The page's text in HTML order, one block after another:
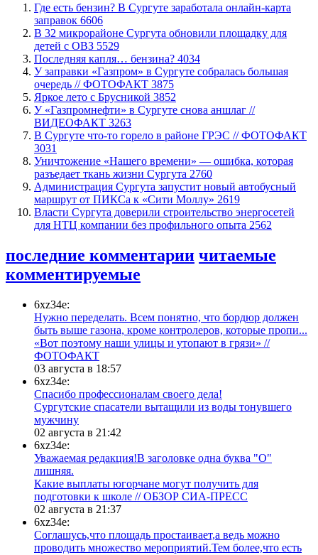
​Где есть бензин? В Сургуте заработала онлайн-карта
заправок 6606
В 32 микрорайоне Сургута обновили площадку для
детей с ОВЗ 5529
​Последняя капля… бензина? 4034
​У заправки «Газпром» в Сургуте собралась большая
очередь // ФОТОФАКТ 3875
Яркое лето с Брусникой 3852
У «Газпромнефти» в Сургуте снова аншлаг //
ВИДЕОФАКТ 3263
​В Сургуте что-то горело в районе ГРЭС // ФОТОФАКТ
3031
​Уничтожение «Нашего времени» — ошибка, которая
разъедает ткань жизни Сургута 2760
​Администрация Сургута запустит новый автобусный
маршрут от ПИКСа к «Сити Моллу» 2619
Власти Сургута доверили строительство энергосетей
для НТЦ компании без профильного опыта 2562
последние комментарии читаемые
комментируемые
6xz34e:
Нужно переделать. Всем понятно, что бордюр должен
быть выше газона, кроме контролеров, которые пропи...
«Вот поэтому наши улицы и утопают в грязи» //
ФОТОФАКТ
03 августа в 18:57
6xz34e:
Спасибо профессионалам своего дела!
Сургутские спасатели вытащили из воды тонувшего
мужчину
02 августа в 21:42
6xz34e:
Уважаемая редакция!В заголовке одна буква "О"
лишняя.
Какие выплаты югорчане могут получить для
подготовки к школе // ОБЗОР СИА-ПРЕСС
02 августа в 21:37
6xz34e:
Соглашусь,что площадь простаивает,а ведь можно
проводить множество мероприятий.Тем более,что есть